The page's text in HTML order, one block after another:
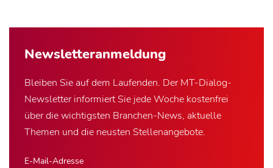
Newsletter­anmeldung
Bleiben Sie auf dem Laufenden. Der MT-Dialog-
Newsletter informiert Sie jede Woche kostenfrei
über die wichtigsten Branchen-News, aktuelle
Themen und die neusten Stellenangebote.
E-Mail-Adresse